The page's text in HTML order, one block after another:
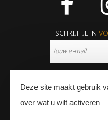
SCHRIJF JE IN
Deze site maakt gebruik
over wat u wilt activeren